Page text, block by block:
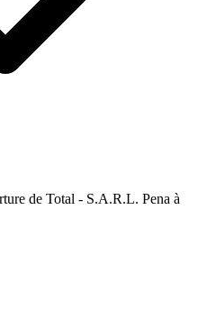
de Total - S.A.R.L. Pena à